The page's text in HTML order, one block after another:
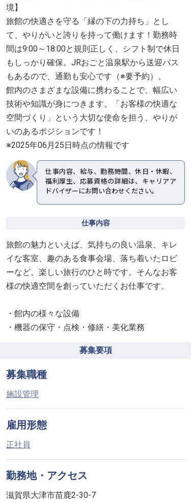
境】
旅館の快適さを守る「縁の下の力持ち」とし
て、やりがいと誇りを持って働けます！勤務時
間は9:00～18:00と規則正しく、シフト制で休日
もしっかり確保。JRおごと温泉駅から送迎バス
もあるので、通勤も安心です（※要予約）。
館内のさまざまな設備に携わることで、幅広い
技術や知識が身につきます。「お客様の快適な
空間づくり」という大切な使命を担う、やりが
いのあるポジションです！
※2025年06月25日時点の情報です
仕事内容、給与、勤務時間、休日・休暇、
福利厚生、応募資格の詳細は、キャリアア
ドバイザーにお問い合わせください。
仕事内容
旅館の魅力といえば、気持ちの良い温泉、キレ
イな客室、趣のある食事会場、落ち着いたロビ
ーなど。楽しい旅行のひと時です。そんなお客
様の快適空間を創っていただくお仕事です。
・館内の様々な設備
・機器の保守・点検・修繕・美化業務
募集要項
募集職種
施設管理
雇用形態
正社員
勤務地・アクセス
滋賀県大津市苗鹿2-30-7